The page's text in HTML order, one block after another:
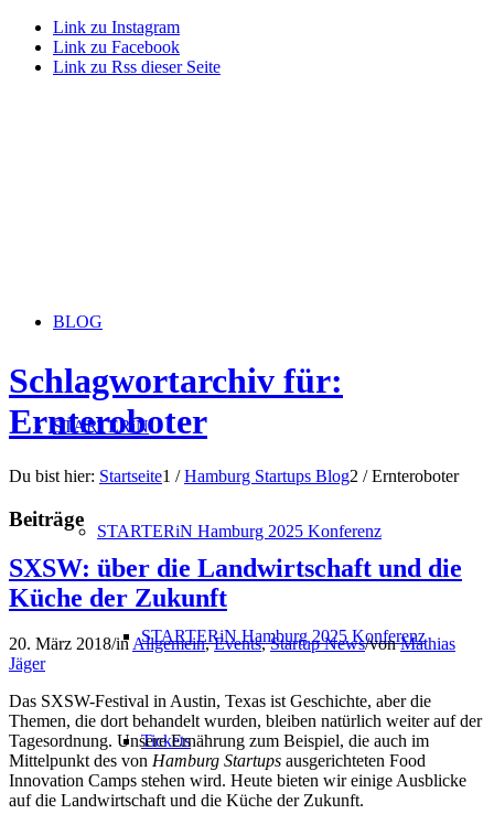
Link zu Instagram
Link zu Facebook
Link zu Rss dieser Seite
BLOG
STARTERiN
STARTERiN Hamburg 2025 Konferenz
STARTERiN Hamburg 2025 Konferenz
Tickets
Schlagwortarchiv für:
Ernteroboter
Du bist hier: Startseite1 / Hamburg Startups Blog2 / Ernteroboter
Beiträge
SXSW: über die Landwirtschaft und die
Küche der Zukunft
20. März 2018/inAllgemein,Events,Startup News/vonMathias
Jäger
Das SXSW-Festival in Austin, Texas ist Geschichte, aber die
Themen, die dort behandelt wurden, bleiben natürlich weiter auf der
Tagesordnung. Unsere Ernährung zum Beispiel, die auch im
Mittelpunkt des von Hamburg Startups ausgerichteten Food
Innovation Camps stehen wird. Heute bieten wir einige Ausblicke
auf die Landwirtschaft und die Küche der Zukunft.